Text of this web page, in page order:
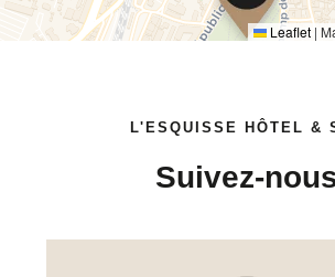
Leaflet |
L'ESQUISSE HÔTEL &
Suivez-